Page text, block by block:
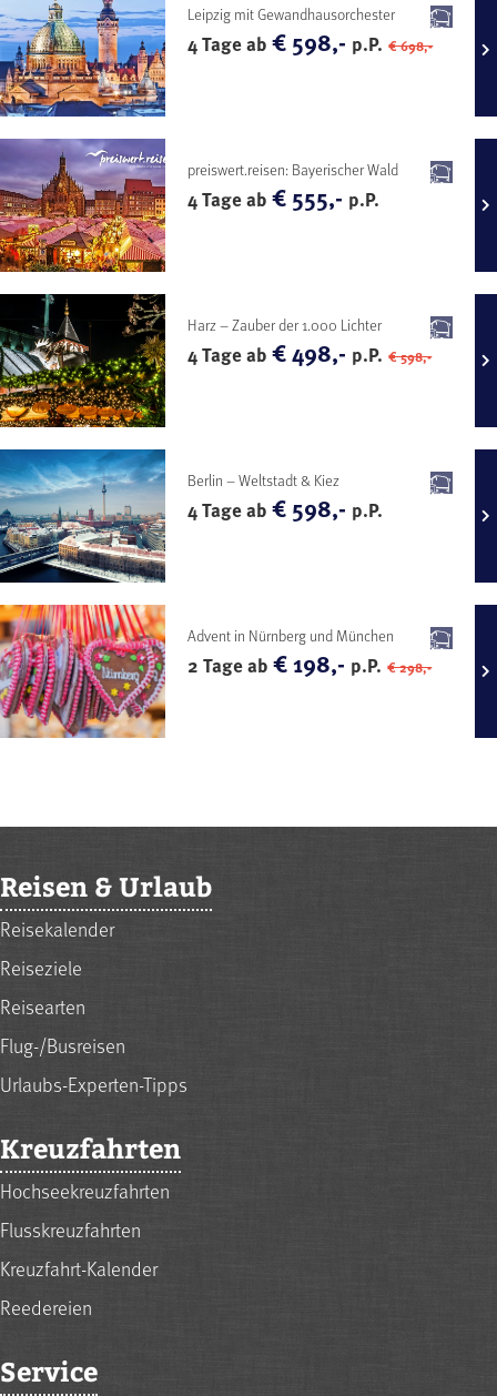
Leipzig mit Gewandhausorchester
4 Tage ab€ 598,- p.P. € 698,-
preiswert.reisen: Bayerischer Wald
4 Tage ab€ 555,- p.P.
Harz – Zauber der 1.000 Lichter
4 Tage ab€ 498,- p.P. € 598,-
Berlin – Weltstadt & Kiez
4 Tage ab€ 598,- p.P.
Advent in Nürnberg und München
2 Tage ab€ 198,- p.P. € 298,-
Reisen & Urlaub
Reisekalender
Reiseziele
Reisearten
Flug-/Busreisen
Urlaubs-Experten-Tipps
Kreuzfahrten
Hochseekreuzfahrten
Flusskreuzfahrten
Kreuzfahrt-Kalender
Reedereien
Service